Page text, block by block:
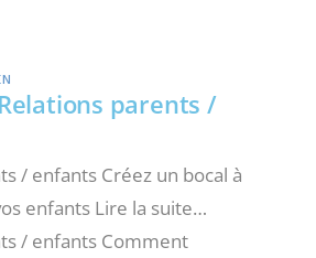
parents /
/ enfants Créez un bocal à
enfants Lire la suite…
/ enfants Comment